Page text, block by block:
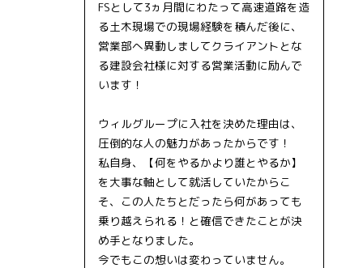
FSとして3ヵ月間にわたって高速道路を造
る土木現場での現場経験を積んだ後に、
営業部へ異動しましてクライアントとな
る建設会社様に対する営業活動に励んで
います！
ウィルグループに入社を決めた理由は、
圧倒的な人の魅力があったからです！
私自身、【何をやるかより誰とやるか】
を大事な軸として就活していたからこ
そ、この人たちとだったら何があっても
乗り越えられる！と確信できたことが決
め手となりました。
今でもこの想いは変わっていません。